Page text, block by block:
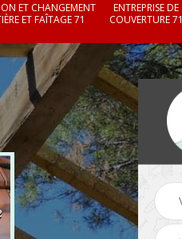
ET CHANGEMENT
ET FAÎTAGE 71
ENTREPRISE DE
COUVERTURE 71
Couvreur zingueur 71